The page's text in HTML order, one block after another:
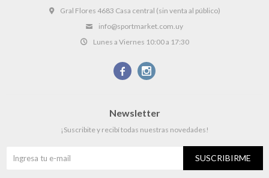
Gral Flores 4683 Casa central (sin venta al público)
info@sportmarket.com.uy
Lunes a Viernes 10:00 a 17:30
 
Newsletter
¡Suscribite y recibí todas nuestras novedades!
SUSCRIBIRME